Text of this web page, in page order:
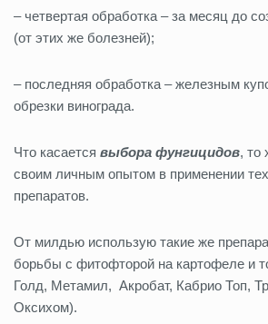
– четвертая обработка – за месяц до
(от этих же болезней);
– последняя обработка – железным
обрезки винограда.
Что касается выбора фунгицидов, то
своим личным опытом в применении
препаратов.
От милдью использую такие же
борьбы с фитофторой на картофеле и
Голд, Метамил, Акробат, Кабрио Топ,
Оксихом).